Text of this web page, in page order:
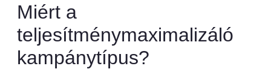
Miért a
teljesítménymaximalizáló
kampánytípus?